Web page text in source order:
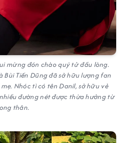
mừng đón chào quý tử đầu lòng.
Bùi Tiến Dũng đã sở hữu lượng fan
Nhóc tì có tên Danil, sở hữu vẻ
đường nét được thừa hưởng từ
thân.